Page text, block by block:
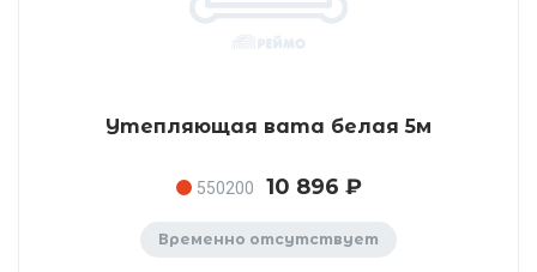
Утепляющая вата белая 5м
550200 10 896 ₽
Временно отсутствует